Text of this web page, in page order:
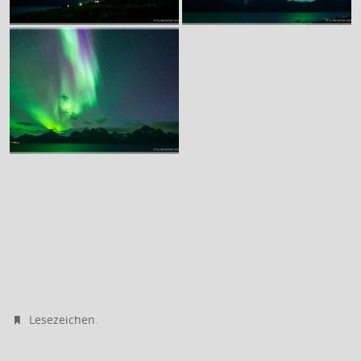
Lesezeichen.